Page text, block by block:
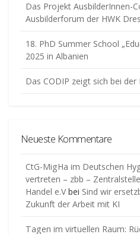
Das Projekt AusbilderInnen-
Ausbilderforum der HWK
18. PhD Summer School
2025 in Albanien
Das CODIP zeigt sich bei der
Neueste Kommentare
CtG-MigHa im Deutschen
vertreten – zbb –
Handel e.Vbei Sind wir
Zukunft der Arbeit mit KI
Tagen im virtuellen Raum: